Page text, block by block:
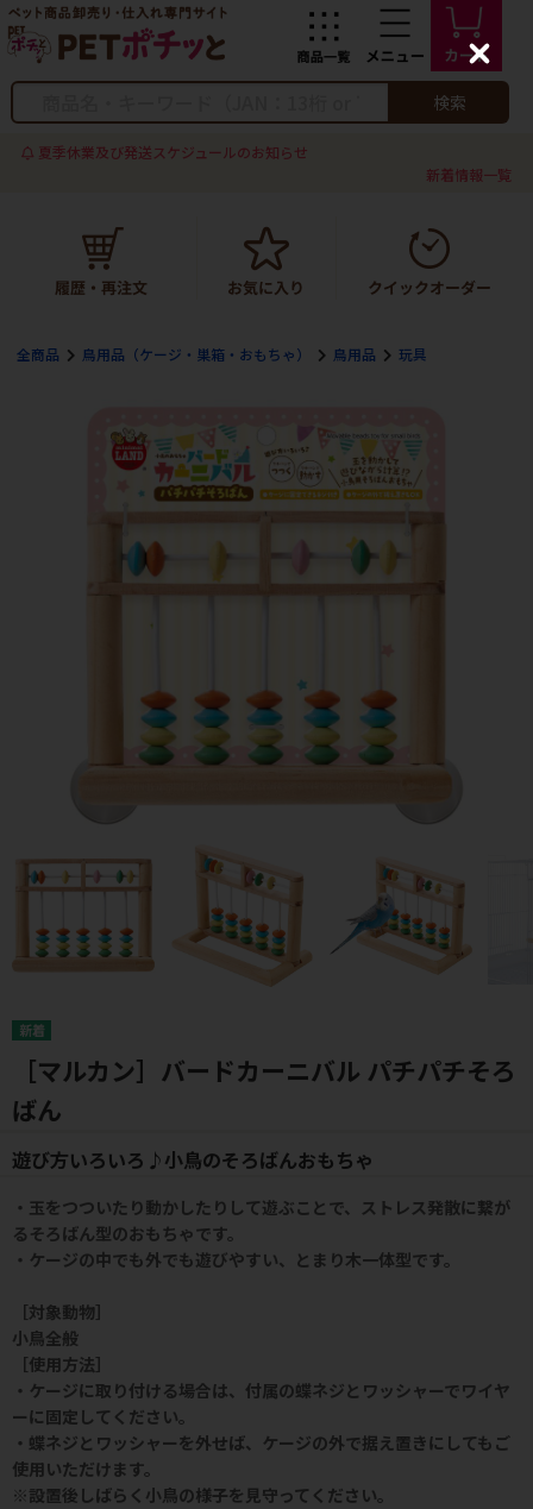
検索
夏季休業及び発送スケジュールのお知らせ
新着情報一覧
全商品 鳥用品（ケージ・巣箱・おもちゃ） 鳥用品 玩具
［マルカン］バードカーニバル パチパチそろ
ばん
遊び方いろいろ♪小鳥のそろばんおもちゃ
・玉をつついたり動かしたりして遊ぶことで、ストレス発散に繋が
るそろばん型のおもちゃです。
・ケージの中でも外でも遊びやすい、とまり木一体型です。
［対象動物］
小鳥全般
［使用方法］
・ケージに取り付ける場合は、付属の蝶ネジとワッシャーでワイヤ
ーに固定してください。
・蝶ネジとワッシャーを外せば、ケージの外で据え置きにしてもご
使用いただけます。
※設置後しばらく小鳥の様子を見守ってください。
C
l
s